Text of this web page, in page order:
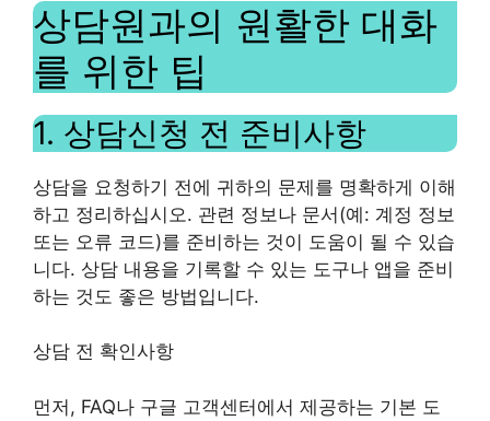
상담원과의 원활한 대화
를 위한 팁
1. 상담신청 전 준비사항
상담을 요청하기 전에 귀하의 문제를 명확하게 이해
하고 정리하십시오. 관련 정보나 문서(예: 계정 정보
또는 오류 코드)를 준비하는 것이 도움이 될 수 있습
니다. 상담 내용을 기록할 수 있는 도구나 앱을 준비
하는 것도 좋은 방법입니다.
상담 전 확인사항
먼저, FAQ나 구글 고객센터에서 제공하는 기본 도